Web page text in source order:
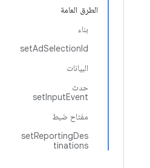
الطرق العامة
بناء
setAdSelectionId
البيانات
حدث
setInputEvent
مفتاح ضبط
setReportingDes
tinations